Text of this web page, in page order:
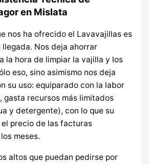
en Mislata
nos ha ofrecido el Lavavajillas es
Nos deja ahorrar
la hora de limpiar la vajilla y los
eso, sino asimismo nos deja
su uso: equiparado con la labor
gasta recursos más limitados
y detergente), con lo que su
precio de las facturas
meses.
altos que puedan pedirse por